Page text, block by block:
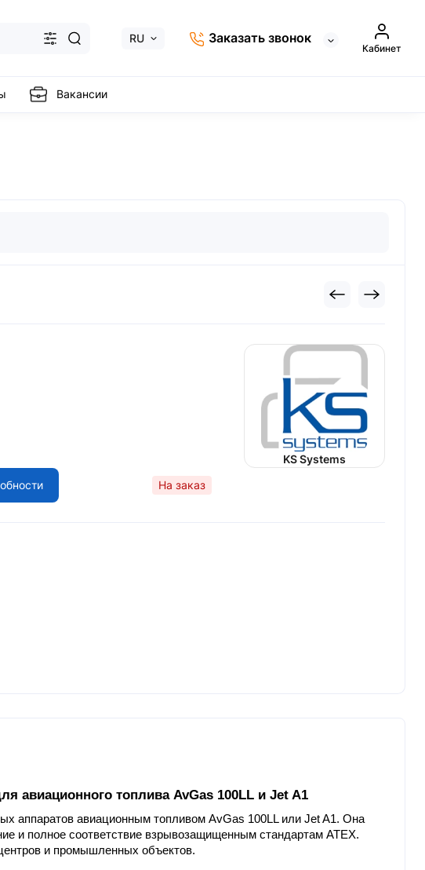
RU Заказать звонок
Кабинет
Вакансии
KS Systems
На заказ
авиационного топлива AvGas 100LL и Jet A1
аппаратов авиационным топливом AvGas 100LL или Jet A1. Она
и полное соответствие взрывозащищенным стандартам ATEX.
и промышленных объектов.